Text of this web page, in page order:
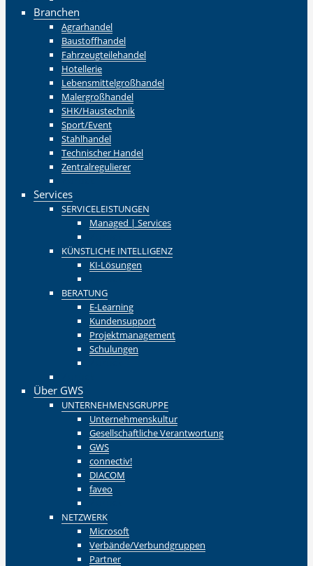
Branchen
Agrarhandel
Baustoffhandel
Fahrzeugteilehandel
Hotellerie
Lebensmittelgroßhandel
Malergroßhandel
SHK/Haustechnik
Sport/Event
Stahlhandel
Technischer Handel
Zentralregulierer
Services
SERVICELEISTUNGEN
Managed | Services
KÜNSTLICHE INTELLIGENZ
KI-Lösungen
BERATUNG
E-Learning
Kundensupport
Projektmanagement
Schulungen
Über GWS
UNTERNEHMENSGRUPPE
Unternehmenskultur
Gesellschaftliche Verantwortung
GWS
connectiv!
DIACOM
faveo
NETZWERK
Microsoft
Verbände/Verbundgruppen
Partner